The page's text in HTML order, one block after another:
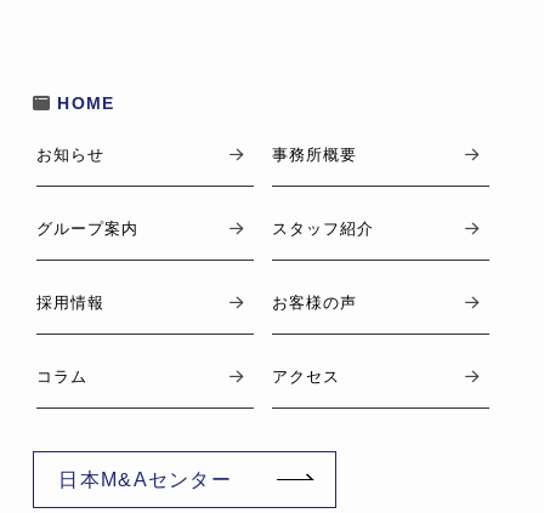
HOME
お知らせ 事務所概要
グループ案内 スタッフ紹介
採用情報 お客様の声
コラム アクセス
日本M&Aセンター